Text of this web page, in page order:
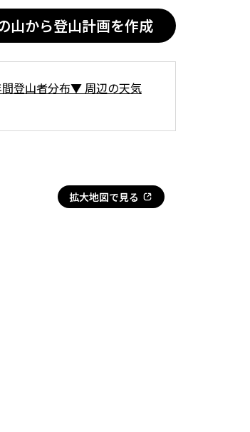
山から登山計画を作成
登山者分布▼ 周辺の天気
拡大地図で見る